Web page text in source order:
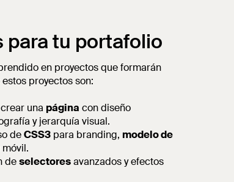
para tu portafolio
en proyectos que formarán
proyectos son:
una página con diseño
y jerarquía visual.
deCSS3 para branding, modelo de
deselectoresavanzados y efectos